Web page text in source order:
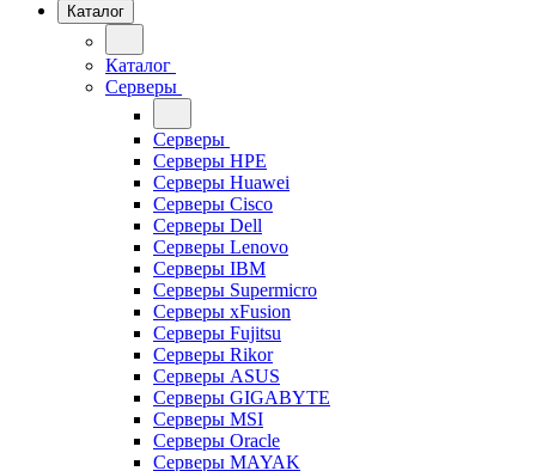
Каталог
Каталог
Серверы
Серверы
Серверы HPE
Серверы Huawei
Серверы Cisco
Серверы Dell
Серверы Lenovo
Серверы IBM
Серверы Supermicro
Серверы xFusion
Серверы Fujitsu
Серверы Rikor
Серверы ASUS
Серверы GIGABYTE
Серверы MSI
Серверы Oracle
Серверы MAYAK